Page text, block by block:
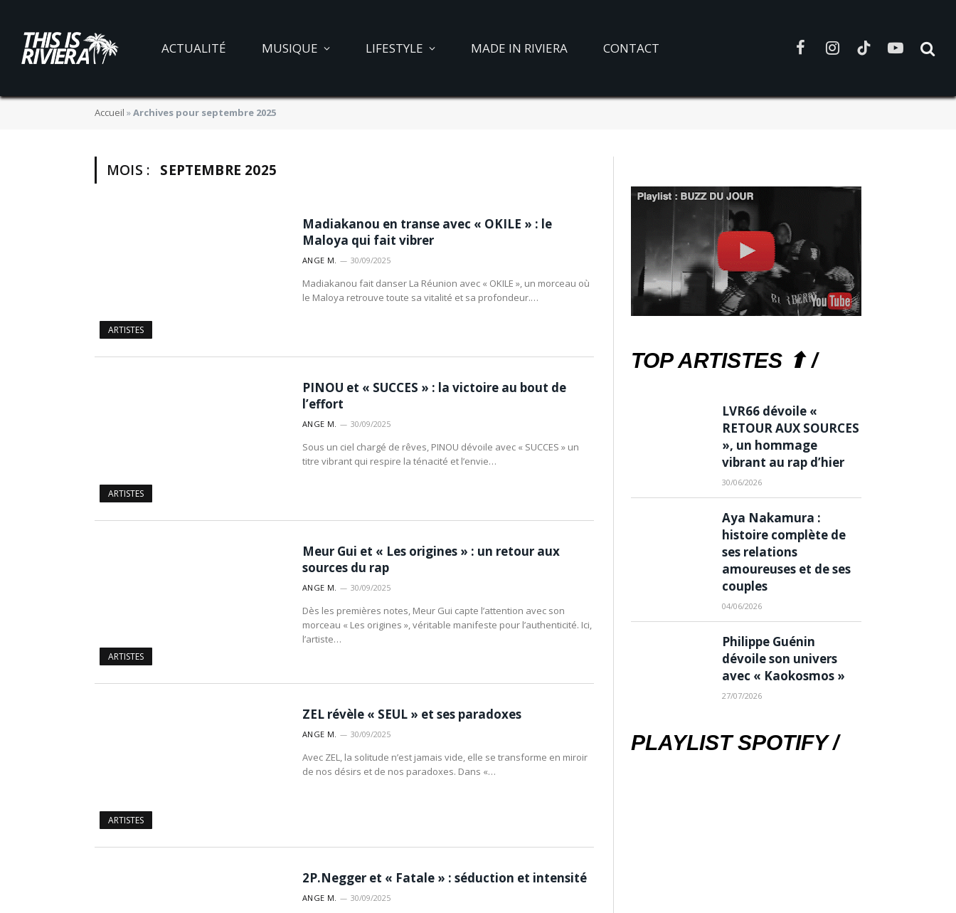
ACTUALITÉ MUSIQUE LIFESTYLE MADE IN RIVIERA CONTACT FacebookInstagramTikTokYouTube
Accueil »Archives pour septembre 2025
MOIS : SEPTEMBRE 2025
ARTISTES
Madiakanou en transe avec « OKILE » : le
Maloya qui fait vibrer
ANGE M. 30/09/2025
Madiakanou fait danser La Réunion avec « OKILE », un morceau où
le Maloya retrouve toute sa vitalité et sa profondeur.…
ARTISTES
PINOU et « SUCCES » : la victoire au bout de
l’effort
ANGE M. 30/09/2025
Sous un ciel chargé de rêves, PINOU dévoile avec « SUCCES » un
titre vibrant qui respire la ténacité et l’envie…
ARTISTES
Meur Gui et « Les origines » : un retour aux
sources du rap
ANGE M. 30/09/2025
Dès les premières notes, Meur Gui capte l’attention avec son
morceau « Les origines », véritable manifeste pour l’authenticité. Ici,
l’artiste…
ARTISTES
ZEL révèle « SEUL » et ses paradoxes
ANGE M. 30/09/2025
Avec ZEL, la solitude n’est jamais vide, elle se transforme en miroir
de nos désirs et de nos paradoxes. Dans «…
2P.Negger et « Fatale » : séduction et intensité
ANGE M. 30/09/2025
TOP ARTISTES ⬆ /
LVR66 dévoile «
RETOUR AUX SOURCES
», un hommage
vibrant au rap d’hier
30/06/2026
Aya Nakamura :
histoire complète de
ses relations
amoureuses et de ses
couples
04/06/2026
Philippe Guénin
dévoile son univers
avec « Kaokosmos »
27/07/2026
PLAYLIST SPOTIFY /